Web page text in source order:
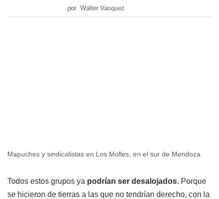
por Walter Vasquez
Mapuches y sindicalistas en Los Molles, en el sur de Mendoza.
Todos estos grupos ya podrían ser desalojados. Porque
se hicieron de tierras a las que no tendrían derecho, con la